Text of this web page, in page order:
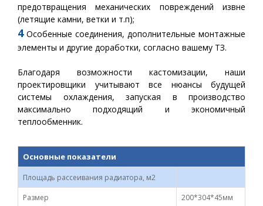
предотвращения механических повреждений извне
(летящие камни, ветки и т.п);
4Особенные соединения, дополнительные монтажные
элементы и другие доработки, согласно вашему ТЗ.
Благодаря возможности кастомизации, наши
проектировщики учитывают все нюансы будущей
системы охлаждения, запуская в производство
максимально подходящий и экономичный
теплообменник.
Основные показатели
Площадь рассеивания радиатора, м2
Размер
200*304*45мм